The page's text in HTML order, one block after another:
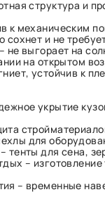
структура и
к механическим
сохнет и не
выгорает на
на открытом
устойчив к
укрытие
для
тенты для сена,
–
– временные